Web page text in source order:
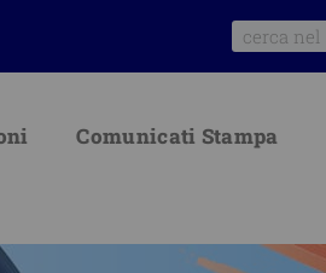
Search
Comunicati Stampa